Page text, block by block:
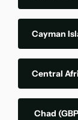
Cayman
Central
Chad